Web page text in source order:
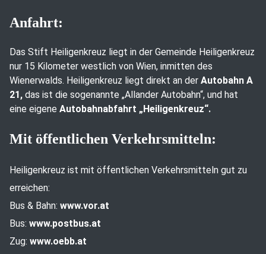
Anfahrt:
Das Stift Heiligenkreuz liegt in der Gemeinde Heiligenkreuz
nur 15 Kilometer westlich von Wien, inmitten des
Wienerwalds. Heiligenkreuz liegt direkt an der Autobahn A
21, das ist die sogenannte „Allander Autobahn“, und hat
eine eigene Autobahnabfahrt „Heiligenkreuz“.
Mit öffentlichen Verkehrsmitteln:
Heiligenkreuz ist mit öffentlichen Verkehrsmitteln gut zu
erreichen:
Bus & Bahn: www.vor.at
Bus: www.postbus.at
Zug: www.oebb.at